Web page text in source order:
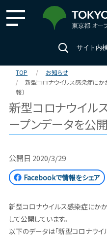
サイト内
TOP
お知らせ
新型コロナウイルス感染症にか
報〕
新型コロナウイル
ープンデータを公開
公開日 2020/3/29
Facebookで情報をシェア
新型コロナウイルス感染症にか
して公開しています。
以下のデータは「新型コロナウイ